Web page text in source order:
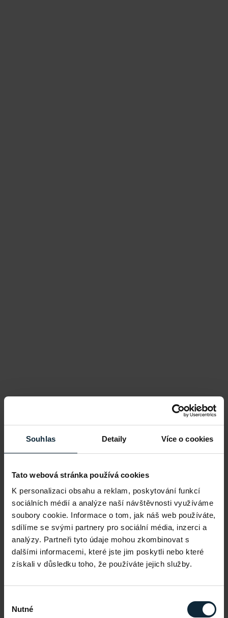
Souhlas Detaily Více o cookies
Tato webová stránka používá cookies
K personalizaci obsahu a reklam, poskytování funkcí
sociálních médií a analýze naší návštěvnosti využíváme
soubory cookie. Informace o tom, jak náš web používáte,
sdílíme se svými partnery pro sociální média, inzerci a
analýzy. Partneři tyto údaje mohou zkombinovat s
dalšími informacemi, které jste jim poskytli nebo které
získali v důsledku toho, že používáte jejich služby.
souhlasu
Nutné